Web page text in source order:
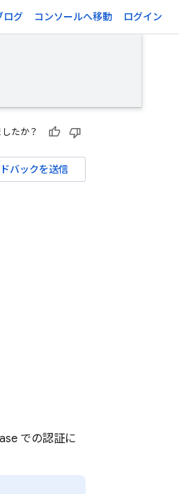
ログ コンソールへ移動 ログイン
たか？
バックを送信
での認証に